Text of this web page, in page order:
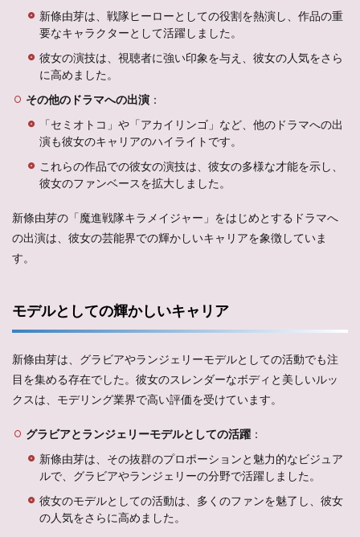
新條由芽は、戦隊ヒーローとしての役割を熱演し、作品の重
要なキャラクターとして活躍しました。
彼女の演技は、視聴者に強い印象を与え、彼女の人気をさら
に高めました。
その他のドラマへの出演 ：
「セミオトコ」や「アカイリンゴ」など、他のドラマへの出
演も彼女のキャリアのハイライトです。
これらの作品での彼女の演技は、彼女の多様な才能を示し、
彼女のファンベースを拡大しました。
新條由芽の「魔進戦隊キラメイジャー」をはじめとするドラマへ
の出演は、彼女の芸能界での輝かしいキャリアを象徴していま
す。
モデルとしての輝かしいキャリア
新條由芽は、グラビアやランジェリーモデルとしての活動でも注
目を集める存在でした。彼女のスレンダーなボディと美しいルッ
クスは、モデリング業界で高い評価を受けています。
グラビアとランジェリーモデルとしての活躍 ：
新條由芽は、その抜群のプロポーションと魅力的なビジュア
ルで、グラビアやランジェリーの分野で活躍しました。
彼女のモデルとしての活動は、多くのファンを魅了し、彼女
の人気をさらに高めました。